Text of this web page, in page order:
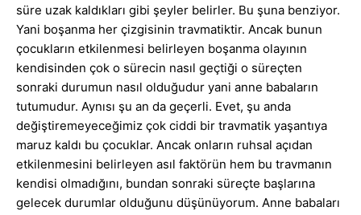
süre uzak kaldıkları gibi şeyler belirler. Bu şuna benziyor.
Yani boşanma her çizgisinin travmatiktir. Ancak bunun
çocukların etkilenmesi belirleyen boşanma olayının
kendisinden çok o sürecin nasıl geçtiği o süreçten
sonraki durumun nasıl olduğudur yani anne babaların
tutumudur. Aynısı şu an da geçerli. Evet, şu anda
değiştiremeyeceğimiz çok ciddi bir travmatik yaşantıya
maruz kaldı bu çocuklar. Ancak onların ruhsal açıdan
etkilenmesini belirleyen asıl faktörün hem bu travmanın
kendisi olmadığını, bundan sonraki süreçte başlarına
gelecek durumlar olduğunu düşünüyorum. Anne babaları